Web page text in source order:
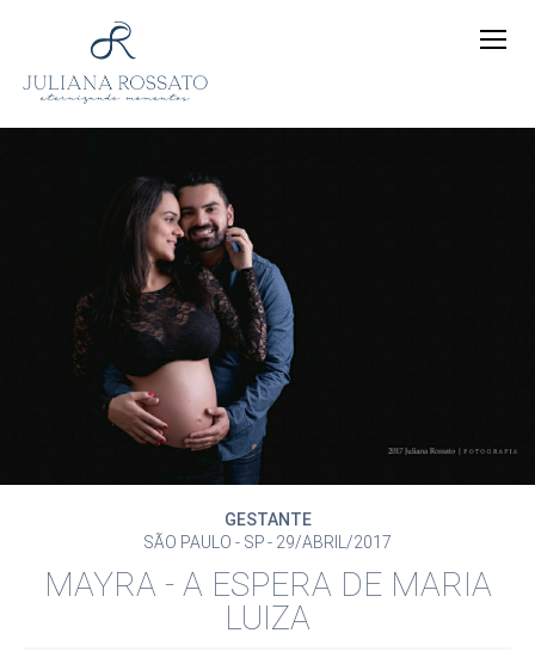
GESTANTE
SÃO PAULO - SP
29/ABRIL/2017
MAYRA - A ESPERA DE MARIA
LUIZA